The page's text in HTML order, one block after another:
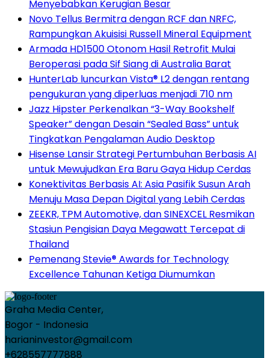
Menyebabkan Kerugian Besar
Novo Tellus Bermitra dengan RCF dan NRFC,
Rampungkan Akuisisi Russell Mineral Equipment
Armada HD1500 Otonom Hasil Retrofit Mulai
Beroperasi pada Sif Siang di Australia Barat
HunterLab luncurkan Vista® L2 dengan rentang
pengukuran yang diperluas menjadi 710 nm
Jazz Hipster Perkenalkan “3-Way Bookshelf
Speaker” dengan Desain “Sealed Bass” untuk
Tingkatkan Pengalaman Audio Desktop
Hisense Lansir Strategi Pertumbuhan Berbasis AI
untuk Mewujudkan Era Baru Gaya Hidup Cerdas
Konektivitas Berbasis AI: Asia Pasifik Susun Arah
Menuju Masa Depan Digital yang Lebih Cerdas
ZEEKR, TPM Automotive, dan SINEXCEL Resmikan
Stasiun Pengisian Daya Megawatt Tercepat di
Thailand
Pemenang Stevie® Awards for Technology
Excellence Tahunan Ketiga Diumumkan
Graha Media Center,
Bogor - Indonesia
harianinvestor@gmail.com
+628557777888